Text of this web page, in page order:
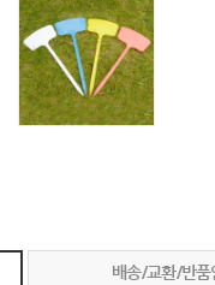
배송/교환/반품